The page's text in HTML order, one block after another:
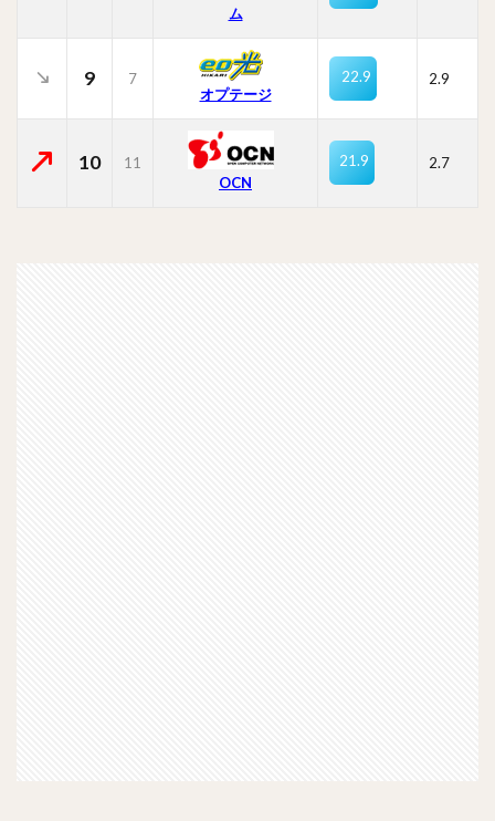
ム
9
7
オプテージ
22.9 2.9
10
11
OCN
21.9 2.7